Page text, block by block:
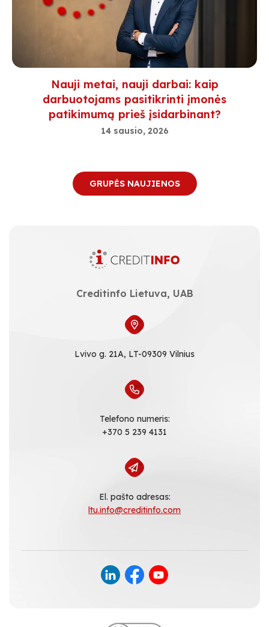
Nauji metai, nauji darbai: kaip
darbuotojams pasitikrinti įmonės
patikimumą prieš įsidarbinant?
14 sausio, 2026
GRUPĖS NAUJIENOS
Creditinfo Lietuva, UAB
Lvivo g. 21A, LT-09309 Vilnius
Telefono numeris:
+370 5 239 4131
El. pašto adresas:
ltu.info@creditinfo.com